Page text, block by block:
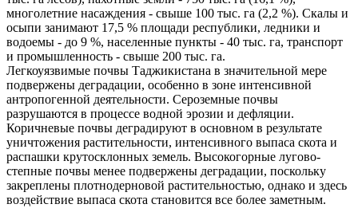
многолетние насаждения - свыше 100 тыс. га (2,2 %). Скалы и
осыпи занимают 17,5 % площади республики, ледники и
водоемы - до 9 %, населенные пункты - 40 тыс. га, транспорт
и промышленность - свыше 200 тыс. га.
Легкоуязвимые почвы Таджикистана в значительной мере
подвержены деградации, особенно в зоне интенсивной
антропогенной деятельности. Сероземные почвы
разрушаются в процессе водной эрозии и дефляции.
Коричневые почвы деградируют в основном в результате
уничтожения растительности, интенсивного выпаса скота и
распашки крутосклонных земель. Высокогорные лугово-
степные почвы менее подвержены деградации, поскольку
закреплены плотнодерновой растительностью, однако и здесь
воздействие выпаса скота становится все более заметным.